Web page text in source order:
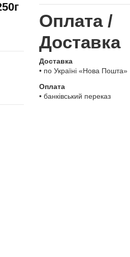
Оплата /
Доставка
Доставка
• по Україні «Нова Пошта»
Оплата
• банківський переказ